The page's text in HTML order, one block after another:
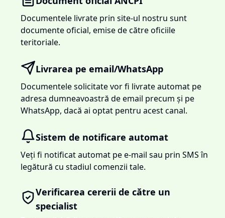
Documentele livrate prin site-ul nostru sunt
documente oficial, emise de către oficiile
teritoriale.
Livrarea pe email/WhatsApp
Documentele solicitate vor fi livrate automat pe
adresa dumneavoastră de email precum și pe
WhatsApp, dacă ai optat pentru acest canal.
Sistem de notificare automat
Veți fi notificat automat pe e-mail sau prin SMS în
legătură cu stadiul comenzii tale.
Verificarea cererii de către un
specialist